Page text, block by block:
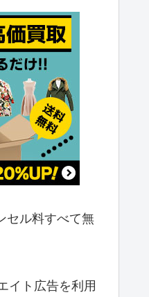
セル料すべて無
イト広告を利用